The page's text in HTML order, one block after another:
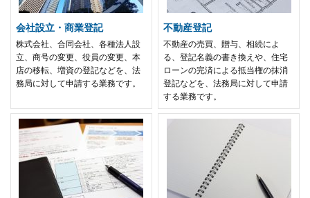
会社設立・商業登記
株式会社、合同会社、各種法人設
立、商号の変更、役員の変更、本
店の移転、増資の登記などを、法
務局に対して申請する業務です。
不動産登記
不動産の売買、贈与、相続によ
る、登記名義の書き換えや、住宅
ローンの完済による抵当権の抹消
登記などを、法務局に対して申請
する業務です。